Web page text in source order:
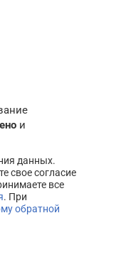
и
данных.
свое согласие
все
. При
обратной